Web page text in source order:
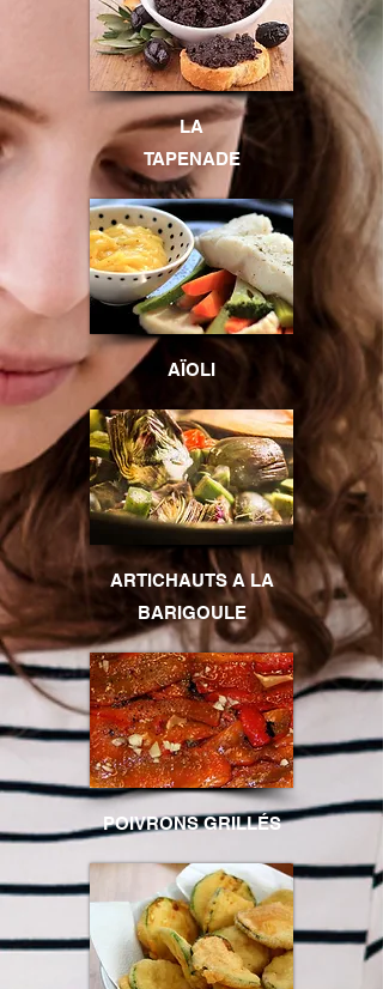
LA
TAPENADE
AÏOLI
ARTICHAUTS A LA
BARIGOULE
POIVRONS GRILLÉS